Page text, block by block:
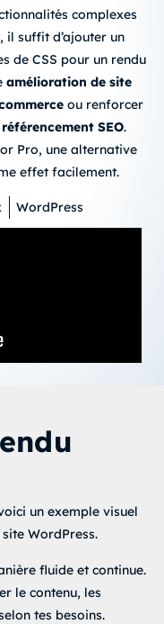
complexes
, il suffit d’ajouter un
de CSS pour un rendu
amélioration de site
ou renforcer
référencement SEO.
Pro, une alternative
effet facilement.
WordPress
un exemple visuel
WordPress.
fluide et continue.
le contenu, les
tes besoins.